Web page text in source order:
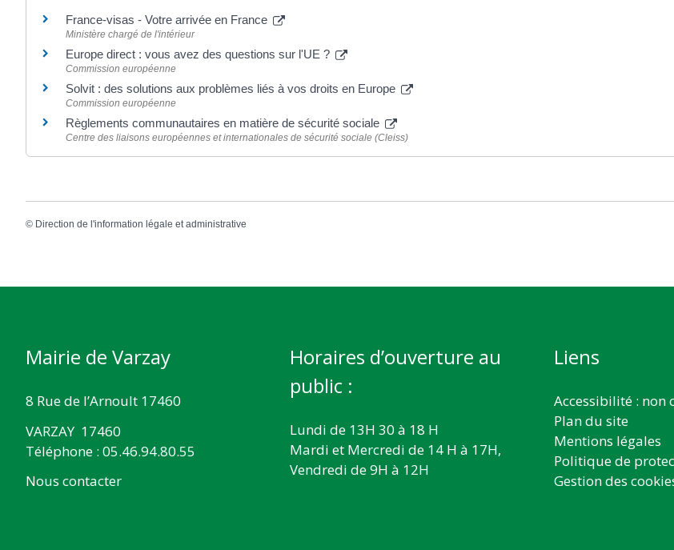
France-visas - Votre arrivée en France
Ministère chargé de l'intérieur
Europe direct : vous avez des questions sur l'UE ?
Commission européenne
Solvit : des solutions aux problèmes liés à vos droits en Europe
Commission européenne
Règlements communautaires en matière de sécurité sociale
Centre des liaisons européennes et internationales de sécurité sociale (Cleiss)
© Direction de l'information légale et administrative
Mairie de Varzay
8 Rue de l’Arnoult 17460
VARZAY 17460
Téléphone : 05.46.94.80.55
Nous contacter
Horaires d’ouverture au
public :
Lundi de 13H 30 à 18 H
Mardi et Mercredi de 14 H à 17H,
Vendredi de 9H à 12H
Liens
Accessibilité : non
Plan du site
Mentions légales
Politique de
Gestion des